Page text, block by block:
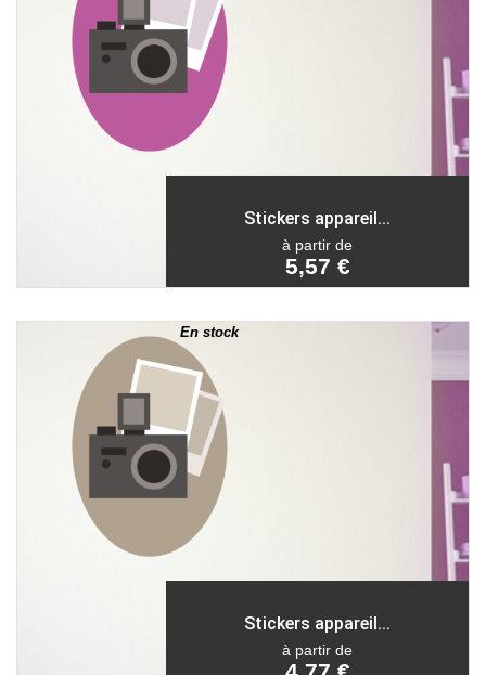
Stickers appareil...
à partir de
5,57 €
En stock
Stickers appareil...
à partir de